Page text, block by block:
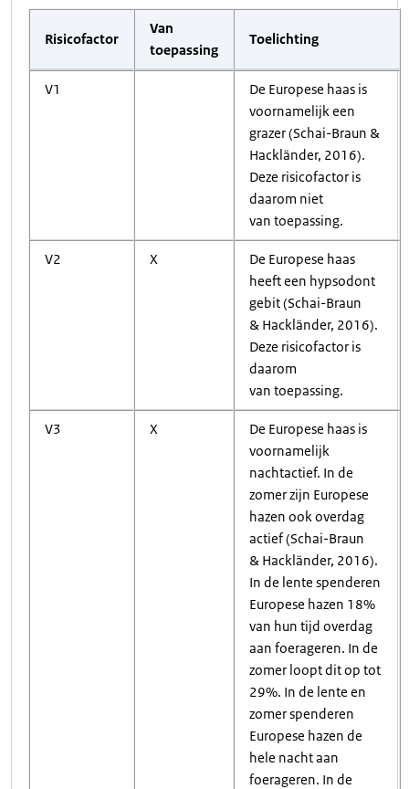
Risicofactor
Van
toepassing
Toelichting
V1
De Europese haas is
voornamelijk een
grazer (Schai-Braun &
Hackländer, 2016).
Deze risicofactor is
daarom niet
van toepassing.
V2 X
De Europese haas
heeft een hypsodont
gebit (Schai-Braun
& Hackländer, 2016).
Deze risicofactor is
daarom
van toepassing.
V3 X
De Europese haas is
voornamelijk
nachtactief. In de
zomer zijn Europese
hazen ook overdag
actief (Schai-Braun
& Hackländer, 2016).
In de lente spenderen
Europese hazen 18%
van hun tijd overdag
aan foerageren. In de
zomer loopt dit op tot
29%. In de lente en
zomer spenderen
Europese hazen de
hele nacht aan
foerageren. In de